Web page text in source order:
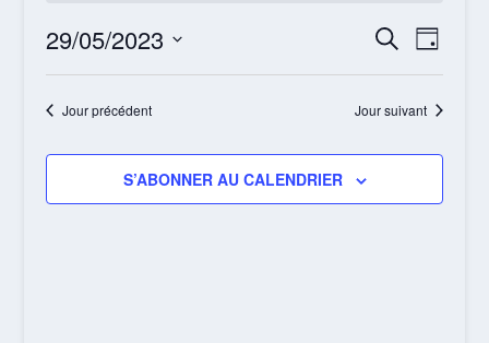
MAI
2023
ET
VUES
RECHERCHE
JOUR
29/05/2023
date.Jour précédent Jour suivant
S’ABONNER AU CALENDRIER